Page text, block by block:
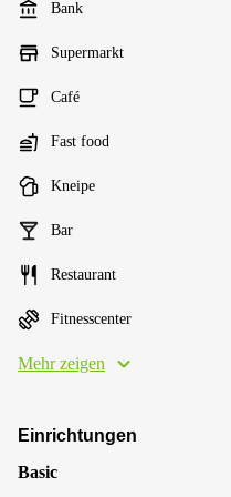
Bank
Supermarkt
Café
Fast food
Kneipe
Bar
Restaurant
Fitnesscenter
Mehr zeigen
Einrichtungen
Basic